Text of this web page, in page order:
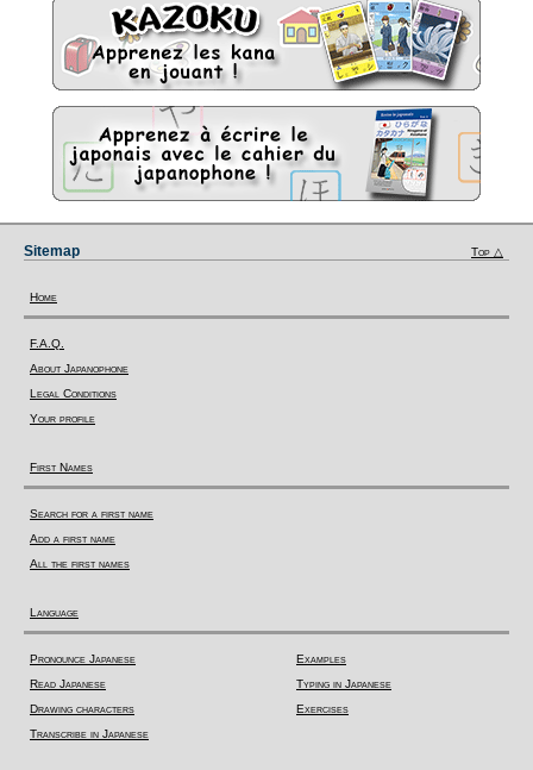
Sitemap Top △
Home
F.A.Q.
About Japanophone
Legal Conditions
Your profile
First Names
Search for a first name
Add a first name
All the first names
Language
Pronounce Japanese
Read Japanese
Drawing characters
Transcribe in Japanese
Examples
Typing in Japanese
Exercises